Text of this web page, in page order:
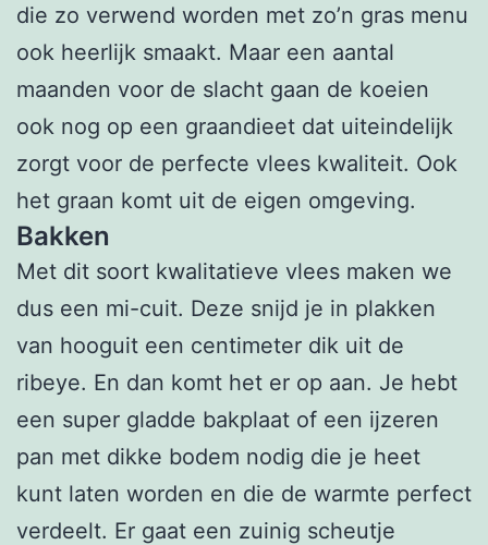
die zo verwend worden met zo’n gras menu
ook heerlijk smaakt. Maar een aantal
maanden voor de slacht gaan de koeien
ook nog op een graandieet dat uiteindelijk
zorgt voor de perfecte vlees kwaliteit. Ook
het graan komt uit de eigen omgeving.
Bakken
Met dit soort kwalitatieve vlees maken we
dus een mi-cuit. Deze snijd je in plakken
van hooguit een centimeter dik uit de
ribeye. En dan komt het er op aan. Je hebt
een super gladde bakplaat of een ijzeren
pan met dikke bodem nodig die je heet
kunt laten worden en die de warmte perfect
verdeelt. Er gaat een zuinig scheutje